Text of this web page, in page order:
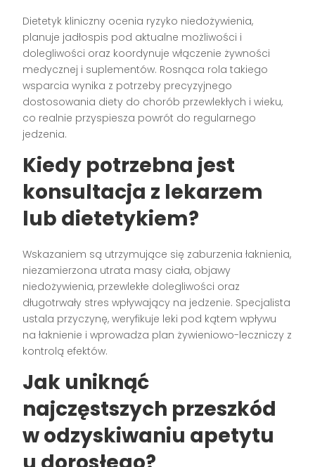
Dietetyk kliniczny ocenia ryzyko niedożywienia,
planuje jadłospis pod aktualne możliwości i
dolegliwości oraz koordynuje włączenie żywności
medycznej i suplementów. Rosnąca rola takiego
wsparcia wynika z potrzeby precyzyjnego
dostosowania diety do chorób przewlekłych i wieku,
co realnie przyspiesza powrót do regularnego
jedzenia.
Kiedy potrzebna jest
konsultacja z lekarzem
lub dietetykiem?
Wskazaniem są utrzymujące się zaburzenia łaknienia,
niezamierzona utrata masy ciała, objawy
niedożywienia, przewlekłe dolegliwości oraz
długotrwały stres wpływający na jedzenie. Specjalista
ustala przyczynę, weryfikuje leki pod kątem wpływu
na łaknienie i wprowadza plan żywieniowo-leczniczy z
kontrolą efektów.
Jak uniknąć
najczęstszych przeszkód
w odzyskiwaniu apetytu